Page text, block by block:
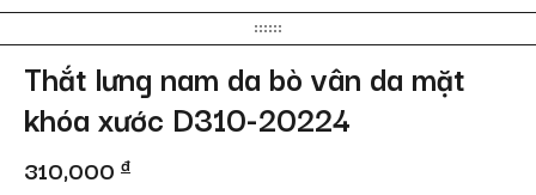
Thắt lưng nam da bò vân da mặt
khóa xước D310-20224
310,000 đ